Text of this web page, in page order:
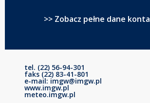
>> Zobacz pełne dane
tel. (22) 56-94-301
faks (22) 83-41-801
e-mail: imgw@imgw.pl
www.imgw.pl
meteo.imgw.pl